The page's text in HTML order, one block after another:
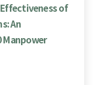
of
An
Manpower